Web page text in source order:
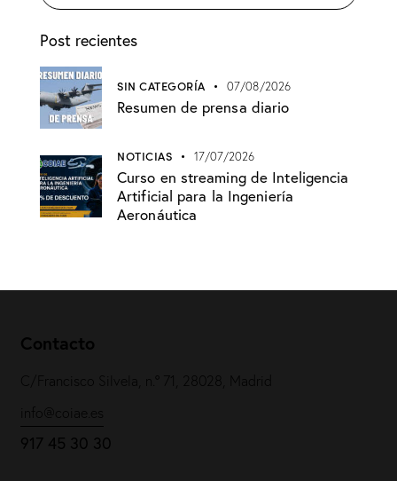
Post recientes
SIN CATEGORÍA 07/08/2026
Resumen de prensa diario
NOTICIAS 17/07/2026
Curso en streaming de Inteligencia
Artificial para la Ingeniería
Aeronáutica
Contacto
C/Francisco Silvela, n.º 71, 28028, Madrid
info@coiae.es
917 45 30 30